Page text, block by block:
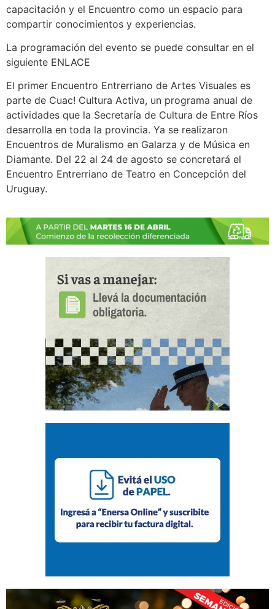
capacitación y el Encuentro como un espacio para
compartir conocimientos y experiencias.
La programación del evento se puede consultar en el
siguiente ENLACE
El primer Encuentro Entrerriano de Artes Visuales es
parte de Cuac! Cultura Activa, un programa anual de
actividades que la Secretaría de Cultura de Entre Ríos
desarrolla en toda la provincia. Ya se realizaron
Encuentros de Muralismo en Galarza y de Música en
Diamante. Del 22 al 24 de agosto se concretará el
Encuentro Entrerriano de Teatro en Concepción del
Uruguay.